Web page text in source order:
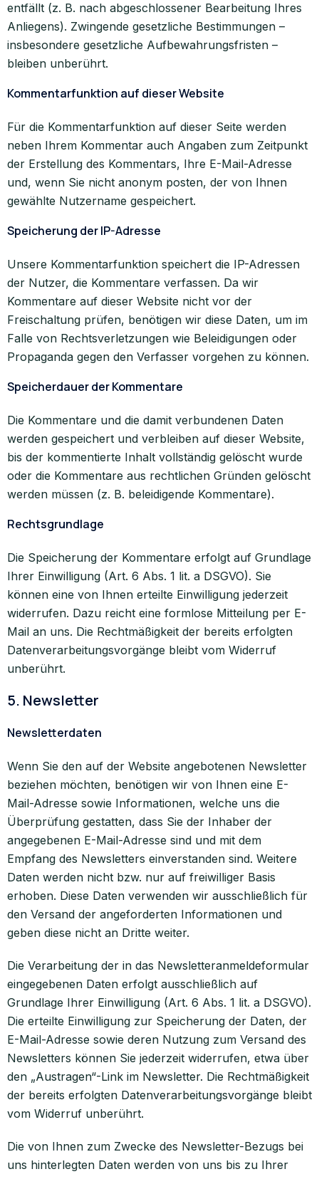
entfällt (z. B. nach abgeschlossener Bearbeitung Ihres
Anliegens). Zwingende gesetzliche Bestimmungen –
insbesondere gesetzliche Aufbewahrungsfristen –
bleiben unberührt.
Kommentar­funktion auf dieser Website
Für die Kommentarfunktion auf dieser Seite werden
neben Ihrem Kommentar auch Angaben zum Zeitpunkt
der Erstellung des Kommentars, Ihre E-Mail-Adresse
und, wenn Sie nicht anonym posten, der von Ihnen
gewählte Nutzername gespeichert.
Speicherung der IP-Adresse
Unsere Kommentarfunktion speichert die IP-Adressen
der Nutzer, die Kommentare verfassen. Da wir
Kommentare auf dieser Website nicht vor der
Freischaltung prüfen, benötigen wir diese Daten, um im
Falle von Rechtsverletzungen wie Beleidigungen oder
Propaganda gegen den Verfasser vorgehen zu können.
Speicherdauer der Kommentare
Die Kommentare und die damit verbundenen Daten
werden gespeichert und verbleiben auf dieser Website,
bis der kommentierte Inhalt vollständig gelöscht wurde
oder die Kommentare aus rechtlichen Gründen gelöscht
werden müssen (z. B. beleidigende Kommentare).
Rechtsgrundlage
Die Speicherung der Kommentare erfolgt auf Grundlage
Ihrer Einwilligung (Art. 6 Abs. 1 lit. a DSGVO). Sie
können eine von Ihnen erteilte Einwilligung jederzeit
widerrufen. Dazu reicht eine formlose Mitteilung per E-
Mail an uns. Die Rechtmäßigkeit der bereits erfolgten
Datenverarbeitungsvorgänge bleibt vom Widerruf
unberührt.
5. Newsletter
Newsletter­daten
Wenn Sie den auf der Website angebotenen Newsletter
beziehen möchten, benötigen wir von Ihnen eine E-
Mail-Adresse sowie Informationen, welche uns die
Überprüfung gestatten, dass Sie der Inhaber der
angegebenen E-Mail-Adresse sind und mit dem
Empfang des Newsletters einverstanden sind. Weitere
Daten werden nicht bzw. nur auf freiwilliger Basis
erhoben. Diese Daten verwenden wir ausschließlich für
den Versand der angeforderten Informationen und
geben diese nicht an Dritte weiter.
Die Verarbeitung der in das Newsletteranmeldeformular
eingegebenen Daten erfolgt ausschließlich auf
Grundlage Ihrer Einwilligung (Art. 6 Abs. 1 lit. a DSGVO).
Die erteilte Einwilligung zur Speicherung der Daten, der
E-Mail-Adresse sowie deren Nutzung zum Versand des
Newsletters können Sie jederzeit widerrufen, etwa über
den „Austragen“-Link im Newsletter. Die Rechtmäßigkeit
der bereits erfolgten Datenverarbeitungsvorgänge bleibt
vom Widerruf unberührt.
Die von Ihnen zum Zwecke des Newsletter-Bezugs bei
uns hinterlegten Daten werden von uns bis zu Ihrer